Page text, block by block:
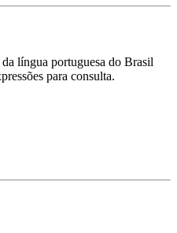
língua portuguesa do Brasil
para consulta.